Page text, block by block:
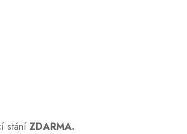
stání ZDARMA.